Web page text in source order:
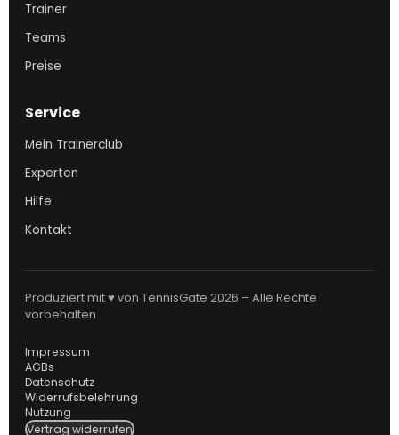
Trainer
Teams
Preise
Service
Mein Trainerclub
Experten
Hilfe
Kontakt
Produziert mit ♥ von TennisGate 2026 – Alle Rechte
vorbehalten
Impressum
AGBs
Datenschutz
Widerrufsbelehrung
Nutzung
Vertrag widerrufen